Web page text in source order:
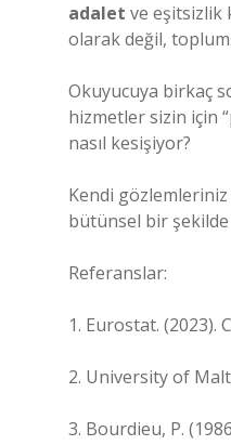
adalet ve eşitsizlik
olarak değil,
Okuyucuya birkaç
hizmetler sizin için
nasıl kesişiyor?
Kendi
bütünsel bir şekilde
Referanslar:
1. Eurostat. (2023).
2. University of
3. Bourdieu, P.